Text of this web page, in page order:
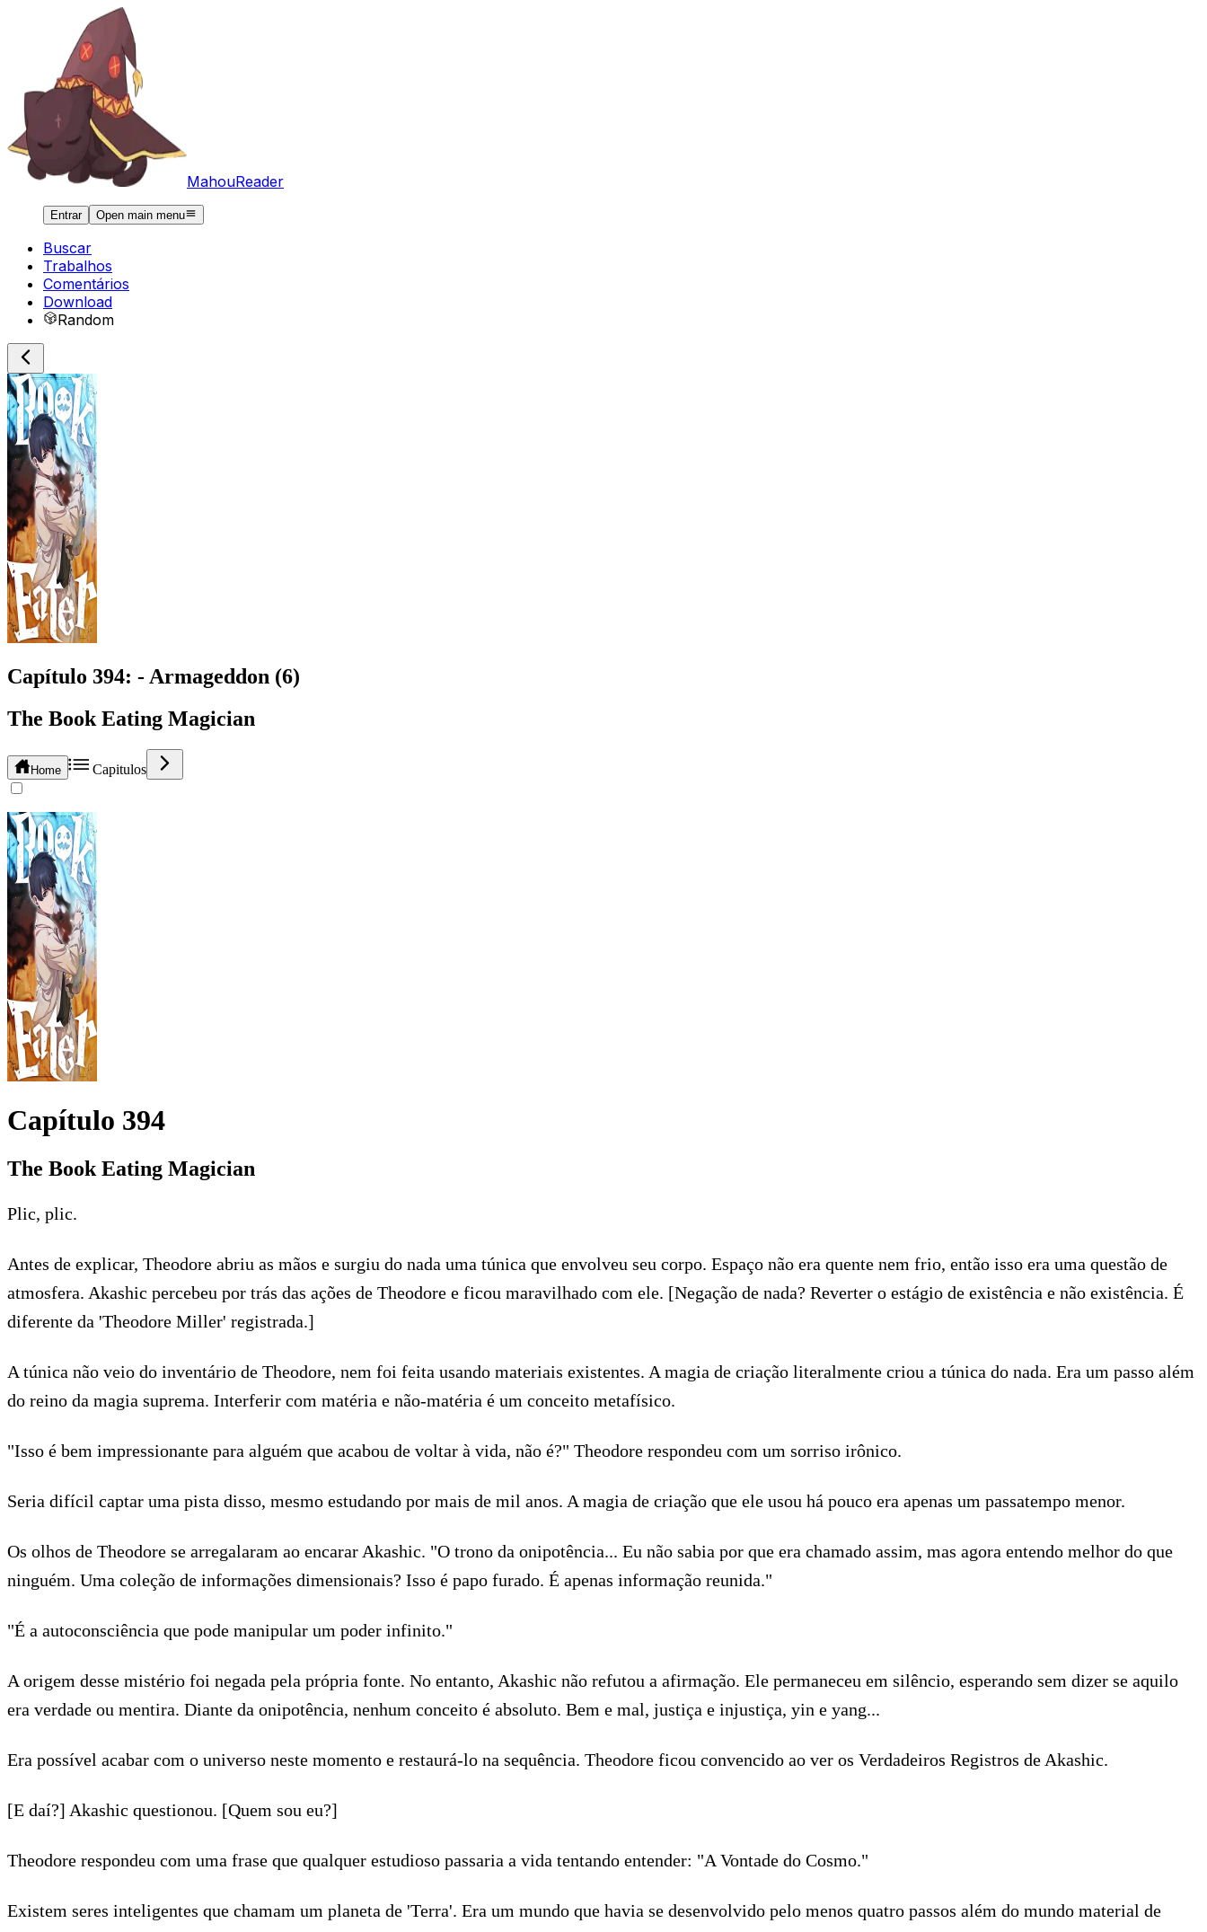
MahouReader
Entrar Open main menu
Buscar
Trabalhos
Comentários
Download
Random
Capítulo 394: - Armageddon (6)
The Book Eating Magician
Home Capitulos
Capítulo 394
The Book Eating Magician
Plic, plic.
Antes de explicar, Theodore abriu as mãos e surgiu do nada uma túnica que envolveu seu corpo. Espaço não era quente nem frio, então isso era uma questão de
atmosfera. Akashic percebeu por trás das ações de Theodore e ficou maravilhado com ele. [Negação de nada? Reverter o estágio de existência e não existência. É
diferente da 'Theodore Miller' registrada.]
A túnica não veio do inventário de Theodore, nem foi feita usando materiais existentes. A magia de criação literalmente criou a túnica do nada. Era um passo além
do reino da magia suprema. Interferir com matéria e não-matéria é um conceito metafísico.
"Isso é bem impressionante para alguém que acabou de voltar à vida, não é?" Theodore respondeu com um sorriso irônico.
Seria difícil captar uma pista disso, mesmo estudando por mais de mil anos. A magia de criação que ele usou há pouco era apenas um passatempo menor.
Os olhos de Theodore se arregalaram ao encarar Akashic. "O trono da onipotência... Eu não sabia por que era chamado assim, mas agora entendo melhor do que
ninguém. Uma coleção de informações dimensionais? Isso é papo furado. É apenas informação reunida."
"É a autoconsciência que pode manipular um poder infinito."
A origem desse mistério foi negada pela própria fonte. No entanto, Akashic não refutou a afirmação. Ele permaneceu em silêncio, esperando sem dizer se aquilo
era verdade ou mentira. Diante da onipotência, nenhum conceito é absoluto. Bem e mal, justiça e injustiça, yin e yang...
Era possível acabar com o universo neste momento e restaurá-lo na sequência. Theodore ficou convencido ao ver os Verdadeiros Registros de Akashic.
[E daí?] Akashic questionou. [Quem sou eu?]
Theodore respondeu com uma frase que qualquer estudioso passaria a vida tentando entender: "A Vontade do Cosmo."
Existem seres inteligentes que chamam um planeta de 'Terra'. Era um mundo que havia se desenvolvido pelo menos quatro passos além do mundo material de